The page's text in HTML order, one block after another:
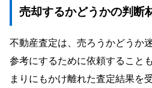
売却するかどうかの判断
不動産査定は、売ろうかどうか
参考にするために依頼すること
まりにもかけ離れた査定結果を